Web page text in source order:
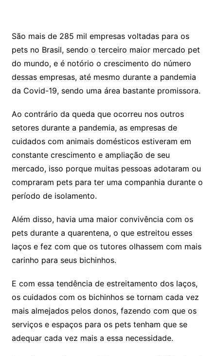
São mais de 285 mil empresas voltadas para os
pets no Brasil, sendo o terceiro maior mercado pet
do mundo, e é notório o crescimento do número
dessas empresas, até mesmo durante a pandemia
da Covid-19, sendo uma área bastante promissora.
Ao contrário da queda que ocorreu nos outros
setores durante a pandemia, as empresas de
cuidados com animais domésticos estiveram em
constante crescimento e ampliação de seu
mercado, isso porque muitas pessoas adotaram ou
compraram pets para ter uma companhia durante o
período de isolamento.
Além disso, havia uma maior convivência com os
pets durante a quarentena, o que estreitou esses
laços e fez com que os tutores olhassem com mais
carinho para seus bichinhos.
E com essa tendência de estreitamento dos laços,
os cuidados com os bichinhos se tornam cada vez
mais almejados pelos donos, fazendo com que os
serviços e espaços para os pets tenham que se
adequar cada vez mais a essa necessidade.